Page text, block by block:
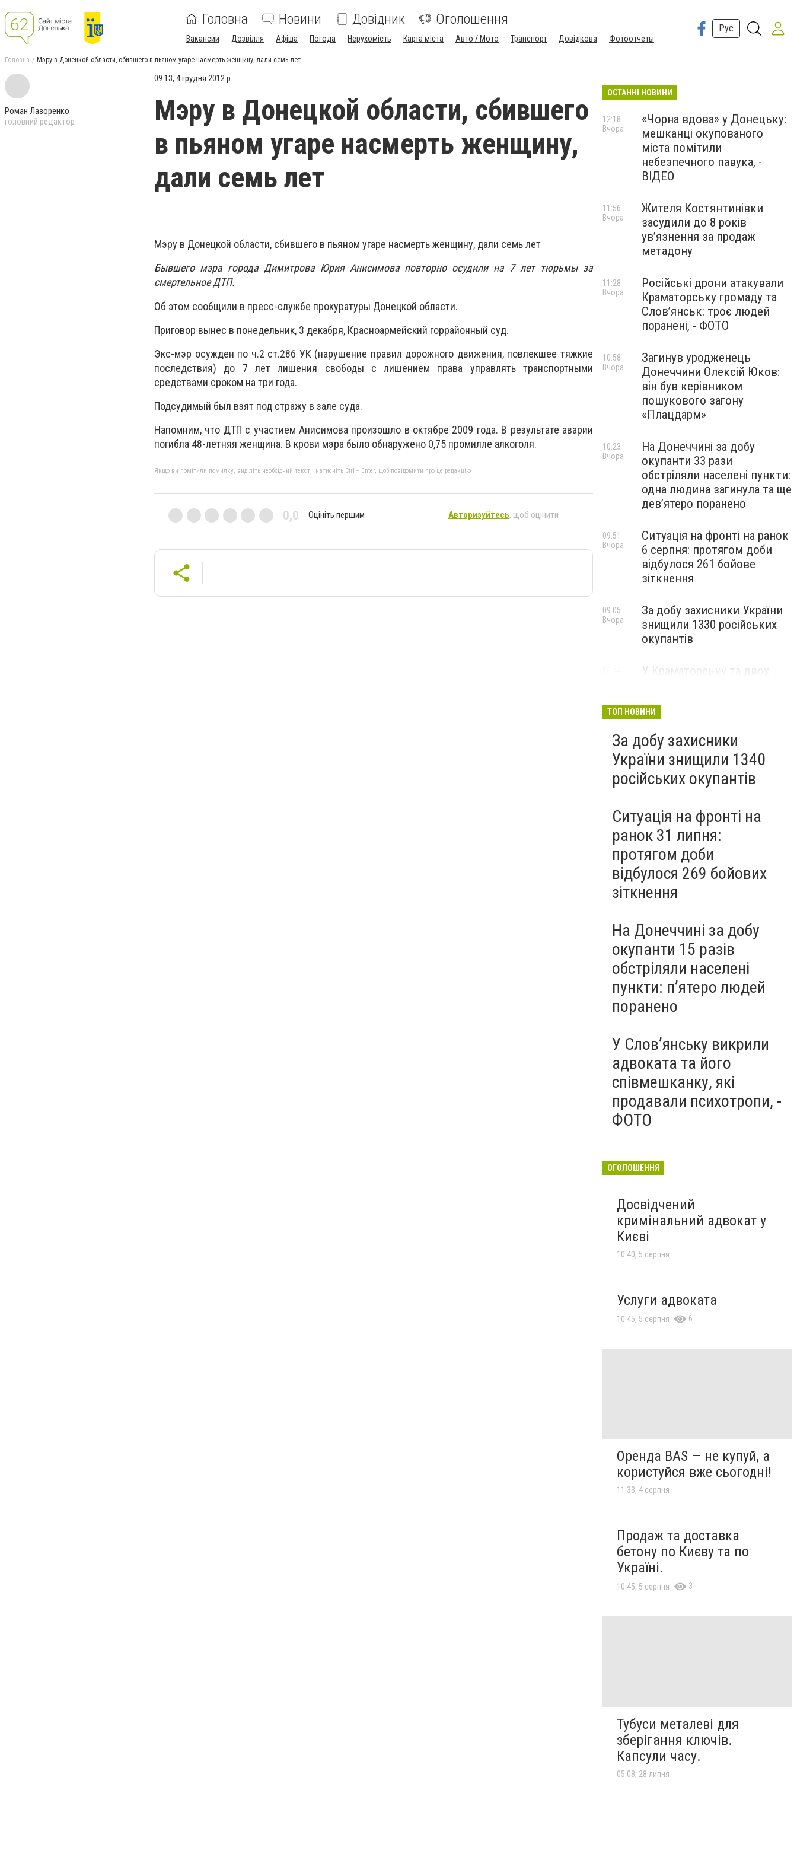
Головна Новини Довідник Оголошення
Вакансии Дозвілля Афіша Погода Нерухомість Карта міста Авто / Мото Транспорт Довідкова Фотоотчеты
Рус
Головна Мэру в Донецкой области, сбившего в пьяном угаре насмерть женщину, дали семь лет
Роман Лазоренко
головний редактор
09:13, 4 грудня 2012 р.
Мэру в Донецкой области, сбившего
в пьяном угаре насмерть женщину,
дали семь лет
Мэру в Донецкой области, сбившего в пьяном угаре насмерть женщину, дали семь лет
Бывшего мэра города Димитрова Юрия Анисимова повторно осудили на 7 лет тюрьмы за
смертельное ДТП.
Об этом сообщили в пресс-службе прокуратуры Донецкой области.
Приговор вынес в понедельник, 3 декабря, Красноармейский горрайонный суд.
Экс-мэр осужден по ч.2 ст.286 УК (нарушение правил дорожного движения, повлекшее тяжкие
последствия) до 7 лет лишения свободы с лишением права управлять транспортными
средствами сроком на три года.
Подсудимый был взят под стражу в зале суда.
Напомним, что ДТП с участием Анисимова произошло в октябре 2009 года. В результате аварии
погибла 48-летняя женщина. В крови мэра было обнаружено 0,75 промилле алкоголя.
Якщо ви помітили помилку, виділіть необхідний текст і натисніть Ctrl + Enter, щоб повідомити про це редакцію
0,0 Оцініть першим Авторизуйтесь, щоб оцінити
ОСТАННІ НОВИНИ
«Чорна вдова» у Донецьку:
мешканці окупованого
міста помітили
небезпечного павука, -
ВІДЕО
12:18
Вчора
Жителя Костянтинівки
засудили до 8 років
ув’язнення за продаж
метадону
11:56
Вчора
Російські дрони атакували
Краматорську громаду та
Слов’янськ: троє людей
поранені, - ФОТО
11:28
Вчора
Загинув уродженець
Донеччини Олексій Юков:
він був керівником
пошукового загону
«Плацдарм»
10:58
Вчора
На Донеччині за добу
окупанти 33 рази
обстріляли населені пункти:
одна людина загинула та ще
девʼятеро поранено
10:23
Вчора
Ситуація на фронті на ранок
6 серпня: протягом доби
відбулося 261 бойове
зіткнення
09:51
Вчора
За добу захисники України
знищили 1330 російських
окупантів
09:05
Вчора
У Краматорську та двох
евакуацію дітей із
ТОП НОВИНИ
За добу захисники
України знищили 1340
російських окупантів
Ситуація на фронті на
ранок 31 липня:
протягом доби
відбулося 269 бойових
зіткнення
На Донеччині за добу
окупанти 15 разів
обстріляли населені
пункти: пʼятеро людей
поранено
У Слов’янську викрили
адвоката та його
співмешканку, які
продавали психотропи, -
ФОТО
ОГОЛОШЕННЯ
Досвідчений
кримінальний адвокат у
Києві
10:40, 5 серпня
Услуги адвоката
10:45, 5 серпня 6
Оренда BAS — не купуй, а
користуйся вже сьогодні!
11:33, 4 серпня
Продаж та доставка
бетону по Києву та по
Україні.
10:45, 5 серпня 3
Тубуси металеві для
зберігання ключів.
Капсули часу.
05:08, 28 липня